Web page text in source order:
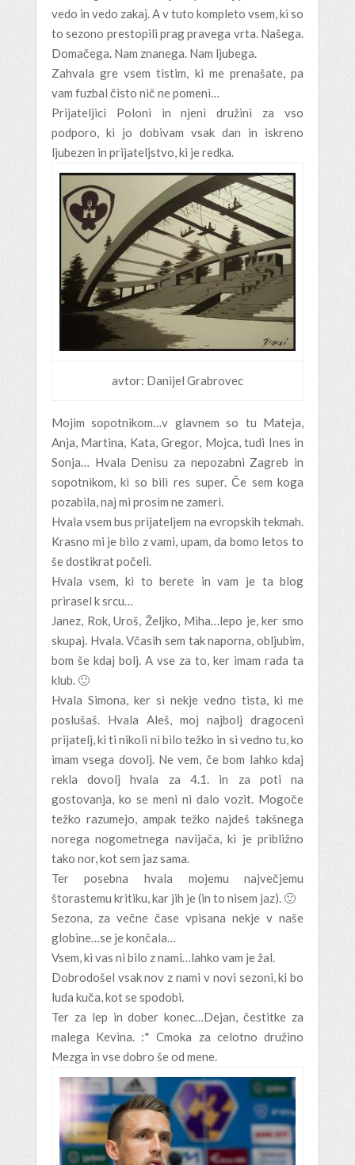
vedo in vedo zakaj. A v tuto kompleto vsem, ki so
to sezono prestopili prag pravega vrta. Našega.
Domačega. Nam znanega. Nam ljubega.
Zahvala gre vsem tistim, ki me prenašate, pa
vam fuzbal čisto nič ne pomeni…
Prijateljici Poloni in njeni družini za vso
podporo, ki jo dobivam vsak dan in iskreno
ljubezen in prijateljstvo, ki je redka.
avtor: Danijel Grabrovec
Mojim sopotnikom…v glavnem so tu Mateja,
Anja, Martina, Kata, Gregor, Mojca, tudi Ines in
Sonja… Hvala Denisu za nepozabni Zagreb in
sopotnikom, ki so bili res super. Če sem koga
pozabila, naj mi prosim ne zameri.
Hvala vsem bus prijateljem na evropskih tekmah.
Krasno mi je bilo z vami, upam, da bomo letos to
še dostikrat počeli.
Hvala vsem, ki to berete in vam je ta blog
prirasel k srcu…
Janez, Rok, Uroš, Željko, Miha…lepo je, ker smo
skupaj. Hvala. Včasih sem tak naporna, obljubim,
bom še kdaj bolj. A vse za to, ker imam rada ta
klub. 🙂
Hvala Simona, ker si nekje vedno tista, ki me
poslušaš. Hvala Aleš, moj najbolj dragoceni
prijatelj, ki ti nikoli ni bilo težko in si vedno tu, ko
imam vsega dovolj. Ne vem, če bom lahko kdaj
rekla dovolj hvala za 4.1. in za poti na
gostovanja, ko se meni ni dalo vozit. Mogoče
težko razumejo, ampak težko najdeš takšnega
norega nogometnega navijača, ki je približno
tako nor, kot sem jaz sama.
Ter posebna hvala mojemu največjemu
štorastemu kritiku, kar jih je (in to nisem jaz). 🙂
Sezona, za večne čase vpisana nekje v naše
globine…se je končala…
Vsem, ki vas ni bilo z nami…lahko vam je žal.
Dobrodošel vsak nov z nami v novi sezoni, ki bo
luda kuča, kot se spodobi.
Ter za lep in dober konec…Dejan, čestitke za
malega Kevina. :* Cmoka za celotno družino
Mezga in vse dobro še od mene.